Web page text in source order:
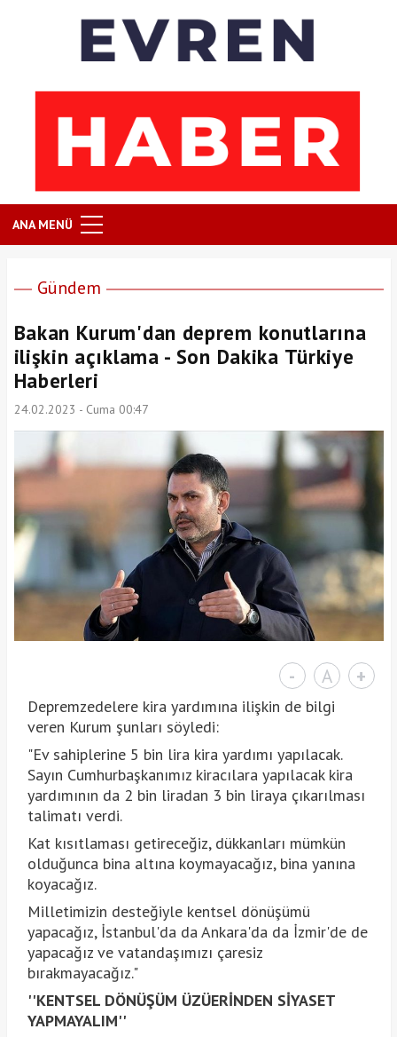
ANA MENÜ
Gündem
Bakan Kurum'dan deprem konutlarına
ilişkin açıklama - Son Dakika Türkiye
Haberleri
24.02.2023 - Cuma 00:47
- A +
Depremzedelere kira yardımına ilişkin de bilgi
veren Kurum şunları söyledi:
"Ev sahiplerine 5 bin lira kira yardımı yapılacak.
Sayın Cumhurbaşkanımız kiracılara yapılacak kira
yardımının da 2 bin liradan 3 bin liraya çıkarılması
talimatı verdi.
Kat kısıtlaması getireceğiz, dükkanları mümkün
olduğunca bina altına koymayacağız, bina yanına
koyacağız.
Milletimizin desteğiyle kentsel dönüşümü
yapacağız, İstanbul'da da Ankara'da da İzmir'de de
yapacağız ve vatandaşımızı çaresiz
bırakmayacağız."
''KENTSEL DÖNÜŞÜM ÜZÜERİNDEN SİYASET
YAPMAYALIM''